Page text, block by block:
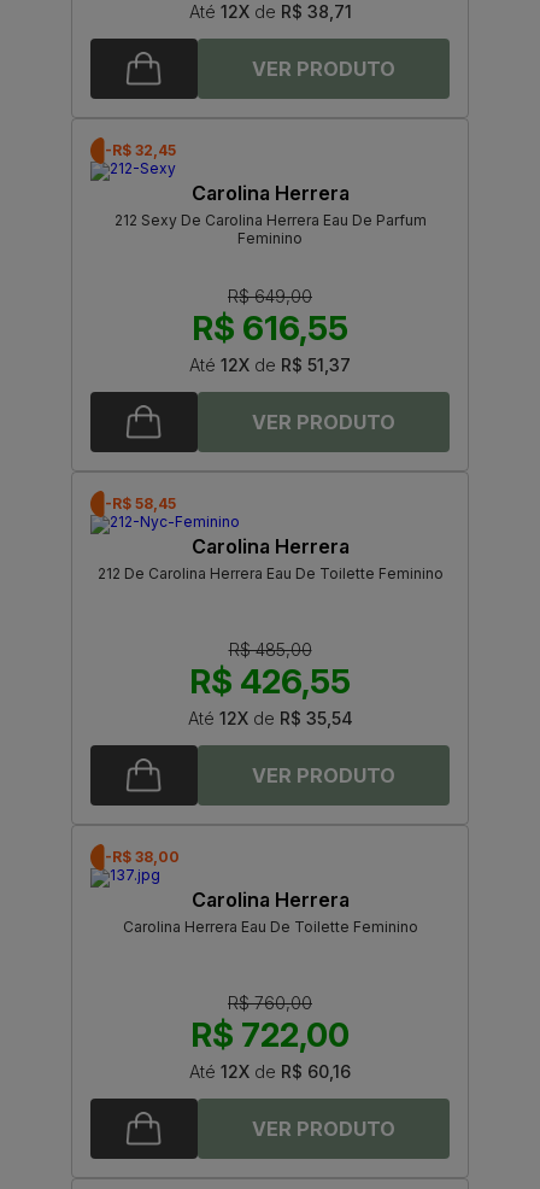
Até 12Xde R$ 38,71
-R$ 32,45
Carolina Herrera
212 Sexy De Carolina Herrera Eau De Parfum
Feminino
R$ 649,00
R$ 616,55
Até 12X de R$ 51,37
-R$ 58,45
Carolina Herrera
212 De Carolina Herrera Eau De Toilette Feminino
R$ 485,00
R$ 426,55
Até 12Xde R$ 35,54
-R$ 38,00
Carolina Herrera
Carolina Herrera Eau De Toilette Feminino
R$ 760,00
R$ 722,00
Até 12X de R$ 60,16